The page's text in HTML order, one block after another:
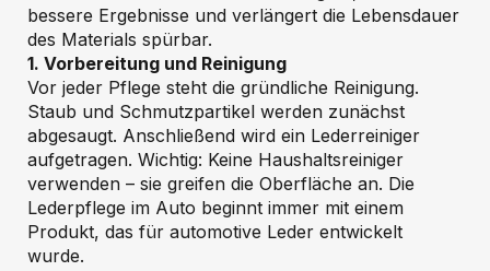
bessere Ergebnisse und verlängert die Lebensdauer
des Materials spürbar.
1. Vorbereitung und Reinigung
Vor jeder Pflege steht die gründliche Reinigung.
Staub und Schmutzpartikel werden zunächst
abgesaugt. Anschließend wird ein Lederreiniger
aufgetragen. Wichtig: Keine Haushaltsreiniger
verwenden – sie greifen die Oberfläche an. Die
Lederpflege im Auto beginnt immer mit einem
Produkt, das für automotive Leder entwickelt
wurde.